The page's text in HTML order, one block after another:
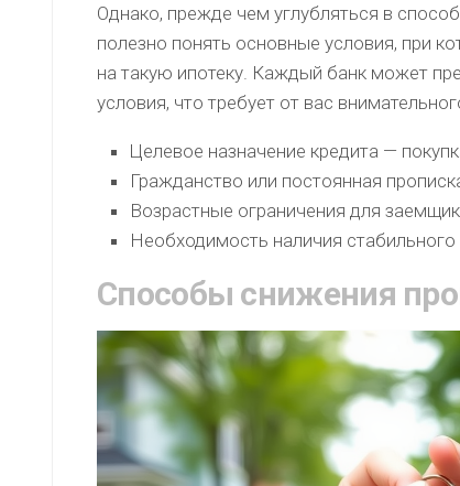
Однако, прежде чем углубляться в
полезно понять основные условия, при
на такую ипотеку. Каждый банк может
условия, что требует от вас
Целевое назначение кредита —
Гражданство или постоянная
Возрастные ограничения для
Необходимость наличия
Способы снижения